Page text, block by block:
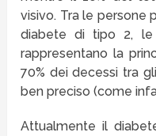
visivo. Tra le persone
diabete di tipo 2, le
rappresentano la
70% dei decessi tra
ben preciso (come
Attualmente il